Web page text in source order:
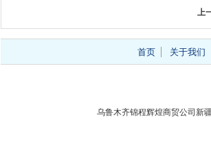
上
首页 关于我们
乌鲁木齐锦程辉煌商贸公司新